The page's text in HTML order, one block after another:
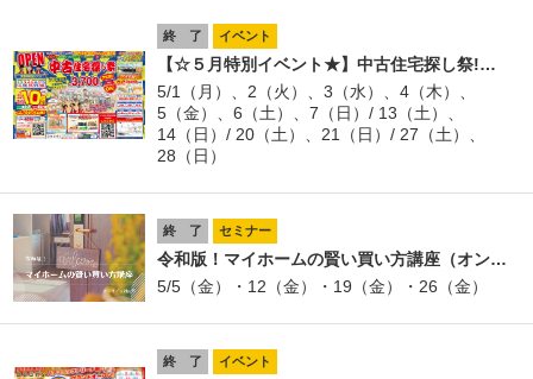
終 了 イベント
【☆５月特別イベント★】中古住宅探し祭!…
5/1（月）、2（火）、3（水）、4（木）、
5（金）、6（土）、7（日）/ 13（土）、
14（日）/ 20（土）、21（日）/ 27（土）、
28（日）
終 了 セミナー
令和版！マイホームの賢い買い方講座（オン…
5/5（金）・12（金）・19（金）・26（金）
終 了 イベント